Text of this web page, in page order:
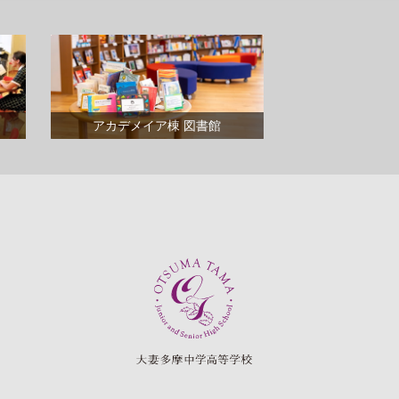
アカデメイア棟 図書館